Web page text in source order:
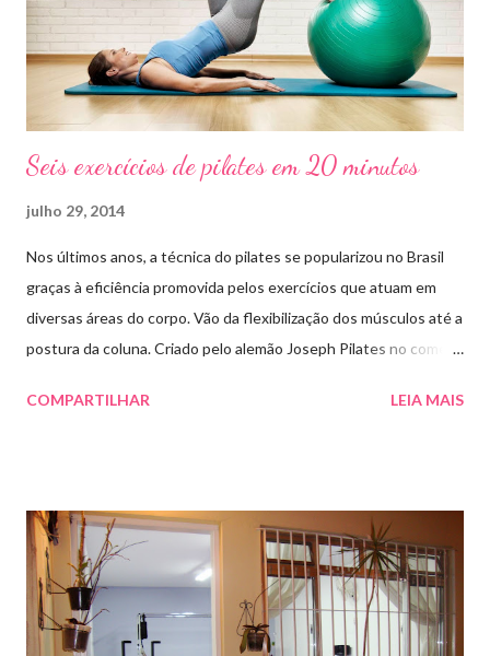
Seis exercícios de pilates em 20 minutos
julho 29, 2014
Nos últimos anos, a técnica do pilates se popularizou no Brasil
graças à eficiência promovida pelos exercícios que atuam em
diversas áreas do corpo. Vão da flexibilização dos músculos até a
postura da coluna. Criado pelo alemão Joseph Pilates no começo
ioga e da observação dos movimentos dos animais. Joseph
atualmente 8 mil estúdios dedicados à prática do pilates.
Embora sejam melhor aproveitados com a instrução de um
técnico especializado em uma academia, é possível realizar
exercícios práticos de pilates em casa. Com apenas 20 minutos
COMPARTILHAR LEIA MAIS